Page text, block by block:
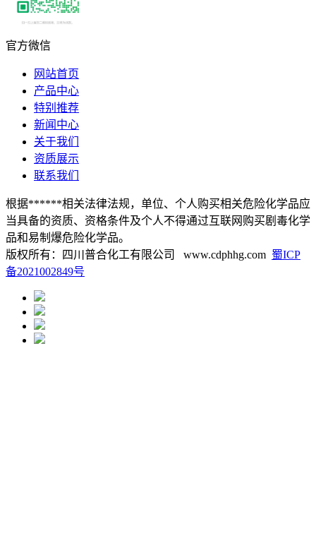
官方微信
网站首页
产品中心
特别推荐
新闻中心
关于我们
资质展示
联系我们
根据******相关法律法规，单位、个人购买相关危险化学品应
当具备的资质、资格条件及个人不得通过互联网购买剧毒化学
品和易制爆危险化学品。
版权所有：四川普合化工有限公司 www.cdphhg.com 蜀ICP
备2021002849号